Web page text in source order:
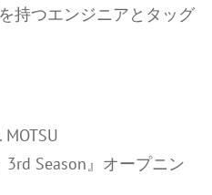
持つエンジニアとタッグ
MOTSU
Season』オープニン